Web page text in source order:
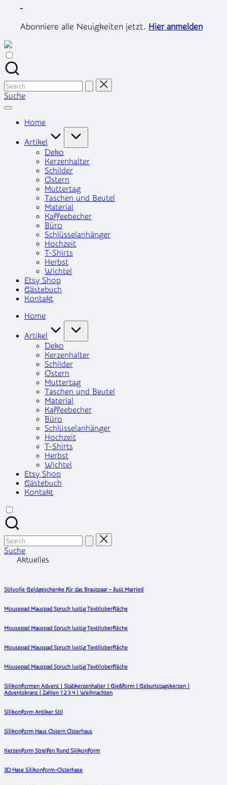
content
-
Abonniere alle Neuigkeiten jetzt. Hier anmelden
Search
for:
Suche
Home
Artikel
Deko
Kerzenhalter
Schilder
Ostern
Muttertag
Taschen und Beutel
Material
Kaffeebecher
Büro
Schlüsselanhänger
Hochzeit
T-Shirts
Herbst
Wichtel
Etsy Shop
Gästebuch
Kontakt
Home
Artikel
Deko
Kerzenhalter
Schilder
Ostern
Muttertag
Taschen und Beutel
Material
Kaffeebecher
Büro
Schlüsselanhänger
Hochzeit
T-Shirts
Herbst
Wichtel
Etsy Shop
Gästebuch
Kontakt
Search
for:
Suche
Aktuelles
Stilvolle Geldgeschenke für das Brautpaar – Just Married
Mousepad Mauspad Spruch lustig Textiloberfläche
Mousepad Mauspad Spruch lustig Textiloberfläche
Mousepad Mauspad Spruch lustig Textiloberfläche
Mousepad Mauspad Spruch lustig Textiloberfläche
Silikonformen Advent | Stabkerzenhalter | Gießform | Geburtstagskerzen |
Adventskranz | Zahlen 1 2 3 4 | Weihnachten
Silikonform Antiker Stil
Silikonform Haus Ostern Osterhaus
Kerzenform Streifen Rund Silikonform
3D Hase Silikonform-Osterhase